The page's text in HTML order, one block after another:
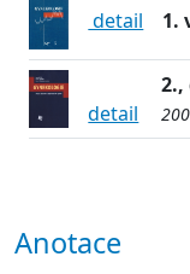
detail 1.
detail
2.,
Anotace